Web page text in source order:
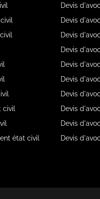
état civil
Devis
Devis
Devis
Devis
Devis
Devis
Devis
Devis
Devis
Devis